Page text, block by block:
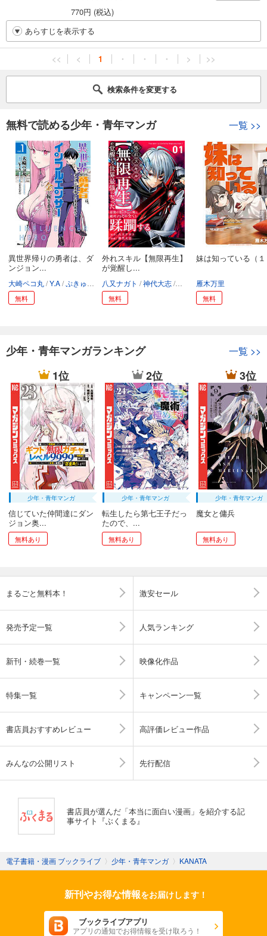
770円 (税込)
あらすじを表示する
<< < 1 ・ ・ ・ > >>
検索条件を変更する
無料で読める少年・青年マンガ 一覧 >>
異世界帰りの勇者は、ダ
ンジョン...
大崎ペコ丸 Y.A ぷきゅのすけ
無料
外れスキル【無限再生】
が覚醒し...
八又ナガト 神代大志 アンブル編集部
無料
妹は知っている（
雁木万里
無料
少年・青年マンガランキング 一覧 >>
1位
少年・青年マンガ
信じていた仲間達にダン
ジョン奥...
無料あり
2位
少年・青年マンガ
転生したら第七王子だっ
たので、...
無料あり
3位
少年・青年マンガ
魔女と傭兵
無料あり
まるごと無料本！ 激安セール
発売予定一覧 人気ランキング
新刊・続巻一覧 映像化作品
特集一覧 キャンペーン一覧
書店員おすすめレビュー 高評価レビュー作品
みんなの公開リスト 先行配信
書店員が選んだ「本当に面白い漫画」を紹介する記
事サイト『ぶくまる』
電子書籍・漫画 ブックライブ 〉 少年・青年マンガ 〉 KANATA
新刊やお得な情報をお届けします！
ブックライブアプリ
アプリの通知でお得情報を受け取ろう！